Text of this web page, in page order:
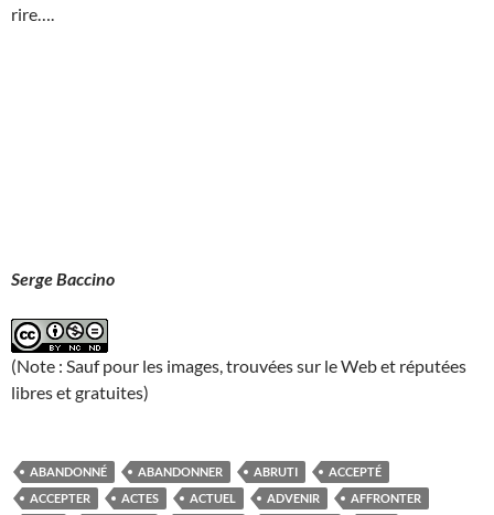
rire….
Serge Baccino
(Note : Sauf pour les images, trouvées sur le Web et réputées
libres et gratuites)
ABANDONNÉ ABANDONNER ABRUTI
ACCEPTÉ
ACCEPTER
ACTES ACTUEL ADVENIR
AFFRONTER